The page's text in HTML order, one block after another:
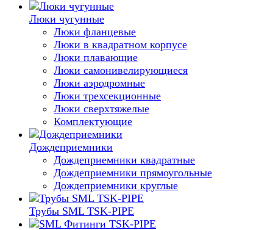
Люки чугунные
Люки фланцевые
Люки в квадратном корпусе
Люки плавающие
Люки самонивелирующиеся
Люки аэродромные
Люки трехсекционные
Люки сверхтяжелые
Комплектующие
Дождеприемники
Дождеприемники квадратные
Дождеприемники прямоугольные
Дождеприемники круглые
Трубы SML TSK-PIPE